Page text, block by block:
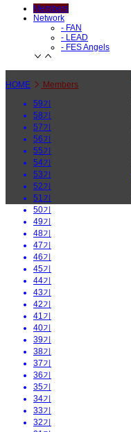
Members
Network
- FAN
- LEAD
- FES Angels
HOME
Members
59기
58기
57기
56기
55기
54기
53기
52기
51기
50기
49기
48기
47기
46기
45기
44기
43기
42기
41기
40기
39기
38기
37기
36기
35기
34기
33기
32기